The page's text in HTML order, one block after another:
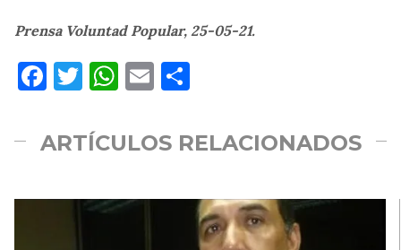
Prensa Voluntad Popular, 25-05-21.
Facebook
Twitter
WhatsApp
Email
ARTÍCULOS RELACIONADOS